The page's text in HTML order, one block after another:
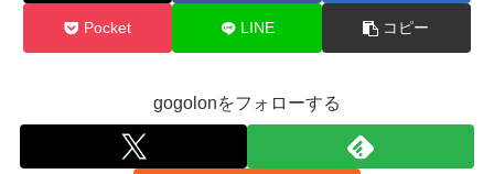
Pocket LINE コピー
gogolonをフォローする